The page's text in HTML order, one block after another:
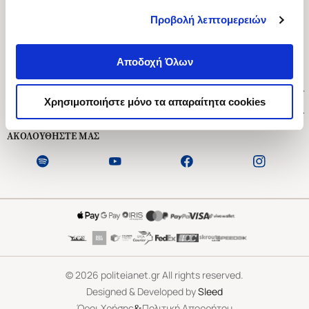
Προβολή λεπτομερειών
Αποδοχή Όλων
Χρησιμοποιήστε μόνο τα απαραίτητα cookies
Ασκληπιού 1-3, Αθήνα 106 79
Δευτέρα - Παρασκευή 09:00-21:00
Εξυπηρέτηση Πελατών
ΑΚΟΛΟΥΘΗΣΤΕ ΜΑΣ
©2026 politeianet.gr All rights reserved.
Designed & Developed bySleed